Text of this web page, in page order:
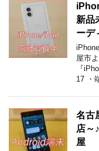
新品
ーデ
屋市
『
17 ・
名古
店～
屋